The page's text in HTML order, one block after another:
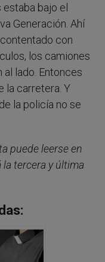
bajo el
Generación. Ahí
con
los camiones
lado. Entonces
la carretera. Y
la policía no se
puede leerse en
la tercera y última